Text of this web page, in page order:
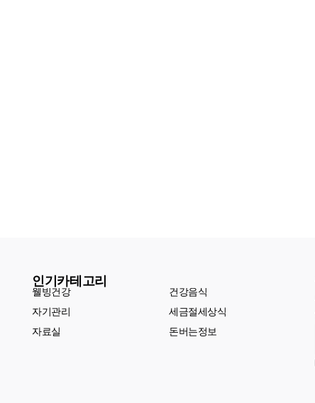
인기카테고리
웰빙건강
건강음식
자기관리
세금절세상식
자료실
돈버는정보